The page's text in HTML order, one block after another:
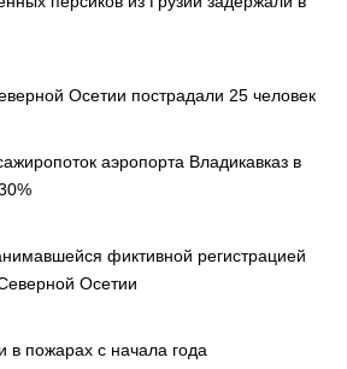
Осетии пострадали 25 человек
аэропорта Владикавказ в
фиктивной регистрацией
Осетии
в пожарах с начала года